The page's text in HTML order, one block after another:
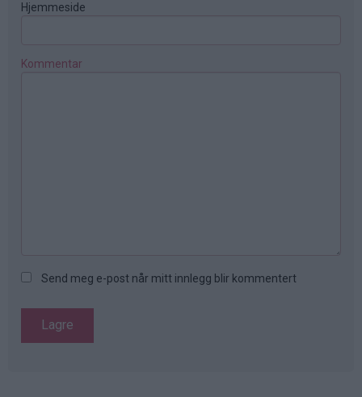
Hjemmeside
Kommentar
Send meg e-post når mitt innlegg blir kommentert